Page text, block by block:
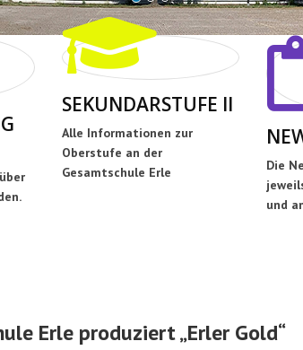
SEKUNDARSTUFE II
Alle Informationen zur
Oberstufe an der
Gesamtschule Erle
Die
und
Erle produziert „Erler Gold“